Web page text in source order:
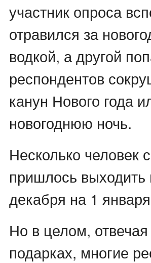
участник опроса
отравился за
водкой, а другой
респондентов
канун Нового года
новогоднюю ночь.
Несколько человек
пришлось выходить
декабря на 1
Но в целом,
подарках, многие